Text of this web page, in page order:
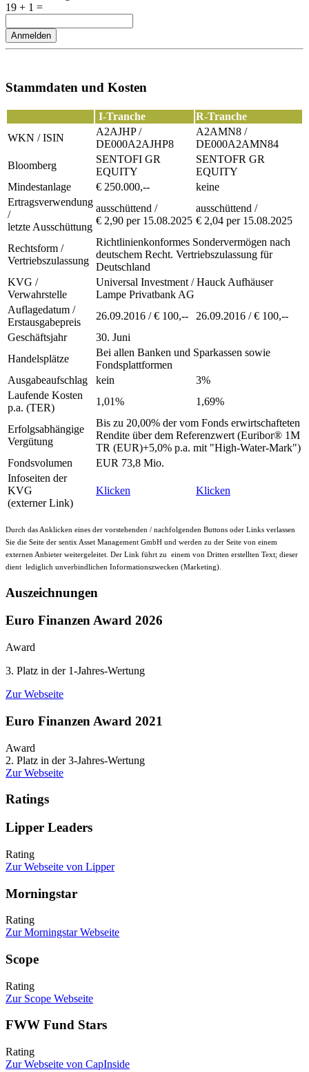
19 + 1 =
Anmelden
Stammdaten und Kosten
I-Tranche
R-Tranche
WKN / ISIN
A2AJHP /
DE000A2AJHP8
A2AMN8 /
DE000A2AMN84
Bloomberg
SENTOFI GR
EQUITY
SENTOFR GR
EQUITY
Mindestanlage
€ 250.000,--
keine
Ertragsverwendung
/
letzte Ausschüttung
ausschüttend /
€ 2,90 per 15.08.2025
ausschüttend /
€ 2,04 per 15.08.2025
Rechtsform /
Vertriebszulassung
Richtlinienkonformes Sondervermögen nach
deutschem Recht. Vertriebszulassung für
Deutschland
KVG /
Verwahrstelle
Universal Investment / Hauck Aufhäuser
Lampe Privatbank AG
Auflagedatum /
Erstausgabepreis
26.09.2016 / € 100,--
26.09.2016 / € 100,--
Geschäftsjahr
30. Juni
Handelsplätze
Bei allen Banken und Sparkassen sowie
Fondsplattformen
Ausgabeaufschlag
kein
3%
Laufende Kosten
p.a. (TER)
1,01% 1,69%
Erfolgsabhängige
Vergütung
Bis zu 20,00% der vom Fonds erwirtschafteten
Rendite über dem Referenzwert (Euribor® 1M
TR (EUR)+5,0% p.a. mit "High-Water-Mark")
Fondsvolumen
EUR 73,8 Mio.
Infoseiten der
KVG
(externer Link)
Klicken Klicken
Durch das Anklicken eines der vorstehenden / nachfolgenden Buttons oder Links verlassen
Sie die Seite der sentix Asset Management GmbH und werden zu der Seite von einem
externen Anbieter weitergeleitet. Der Link führt zu einem von Dritten erstellten Text; dieser
dient lediglich unverbindlichen Informationszwecken (Marketing).
Auszeichnungen
Euro Finanzen Award 2026
Award
3. Platz in der 1-Jahres-Wertung
Zur Webseite
Euro Finanzen Award 2021
Award
2. Platz in der 3-Jahres-Wertung
Zur Webseite
Ratings
Lipper Leaders
Rating
Zur Webseite von Lipper
Morningstar
Rating
Zur Morningstar Webseite
Scope
Rating
Zur Scope Webseite
FWW Fund Stars
Rating
Zur Webseite von CapInside